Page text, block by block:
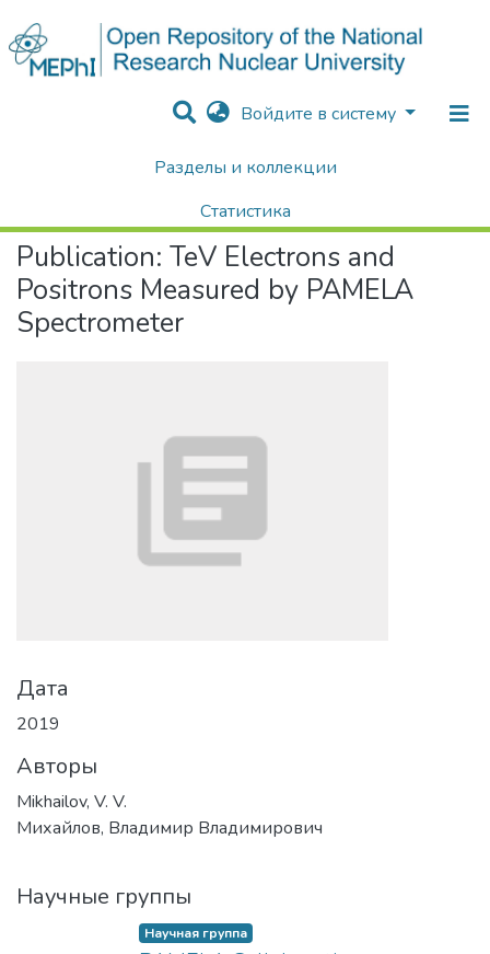
Войдите в систему
Разделы и коллекции
Статистика
Поиск
Научные публикации / Препринты
Publication: TeV Electrons and
Positrons Measured by PAMELA
Spectrometer
Дата
2019
Авторы
Mikhailov, V. V.
Михайлов, Владимир Владимирович
Научные группы
Научная группа